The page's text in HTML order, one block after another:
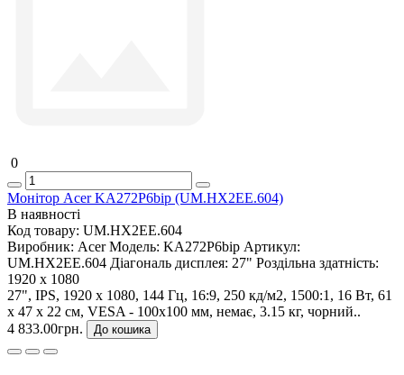
0
Монітор Acer KA272P6bip (UM.HX2EE.604)
В наявності
Код товару: UM.HX2EE.604
Виробник: Acer Модель: KA272P6bip Артикул:
UM.HX2EE.604 Діагональ дисплея: 27" Роздільна здатність:
1920 x 1080
27", IPS, 1920 x 1080, 144 Гц, 16:9, 250 кд/м2, 1500:1, 16 Вт, 61
х 47 х 22 см, VESA - 100x100 мм, немає, 3.15 кг, чорний..
4 833.00грн.
До кошика